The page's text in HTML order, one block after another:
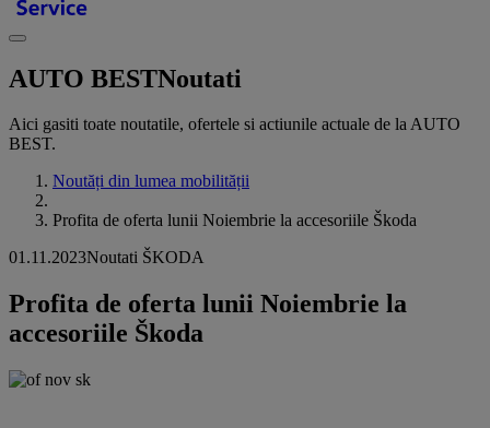
AUTO BESTNoutati
Aici gasiti toate noutatile, ofertele si actiunile actuale de la AUTO
BEST.
Noutăți din lumea mobilității
Profita de oferta lunii Noiembrie la accesoriile Škoda
01.11.2023Noutati ŠKODA
Profita de oferta lunii Noiembrie la
accesoriile Škoda